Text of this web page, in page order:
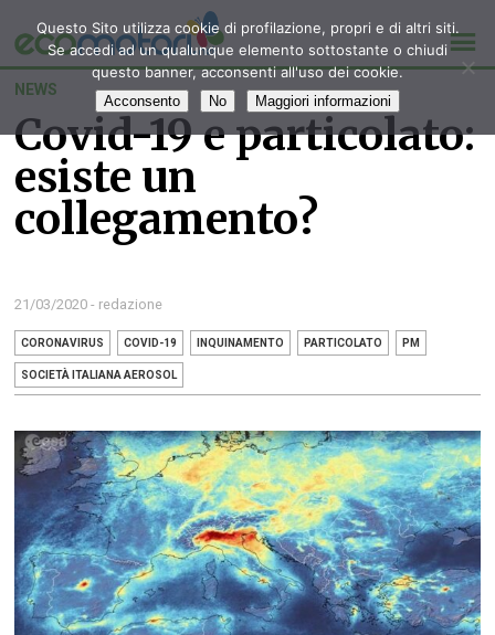
NEWS
Covid-19 e particolato:
esiste un
collegamento?
21/03/2020 - redazione
CORONAVIRUS COVID-19 INQUINAMENTO PARTICOLATO PM
SOCIETÀ ITALIANA AEROSOL
Questo Sito utilizza cookie di profilazione, propri e di altri siti.
Se accedi ad un qualunque elemento sottostante o chiudi
questo banner, acconsenti all'uso dei cookie.
Acconsento No Maggiori informazioni